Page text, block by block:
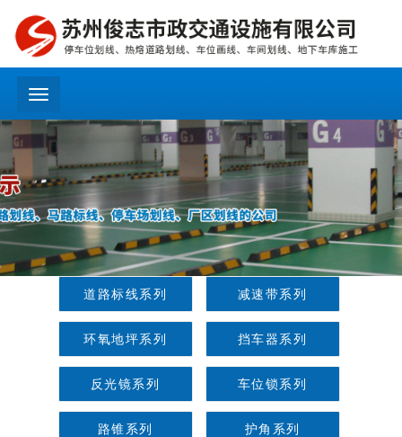
menu
道路标线系列 减速带系列
环氧地坪系列 挡车器系列
反光镜系列 车位锁系列
路锥系列 护角系列